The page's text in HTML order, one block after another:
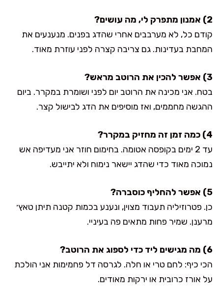
2) אמנון מתפרק לי, מה עושים?
קודם כל, לא מערבבים אחרי שהדג בפנים. מנענעים את
המחבת בעדינות. גם צריבה קצרה לפני עוזרת מאוד.
3) אפשר להכין את הרוטב מראש?
בטח. אני מכינה את הרוטב יום לפני ושומרת במקרר. ביום
ההגשה מחממים, ואז מוסיפים את הדג לבישול קצר.
4) כמה זמן זה מחזיק במקרר?
עד 2 ימים בקופסה אטומה. בחימום חוזר אני מעדיפה אש
נמוכה מאוד כדי שהדג יישאר נימוח ולא יתייבש.
5) אפשר להחליף כוסברה?
כן. פטרוזיליה תעבוד מצוין, ונענע בכמות קטנה תיתן טאץ׳
מרענן. שמיר פחות מתאים פה בעיניי.
6) מה מגישים ליד כדי לספוג את הרוטב?
הכי כיף: לחם טרי או חלה. לגרסה דל פחמימות אני הולכת
על אורז כרובית או ירקות מאודים.